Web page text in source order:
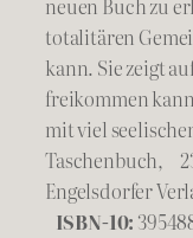
neuen Buch zu
totalitären
kann. Sie zeigt
freikommen
mit viel
Taschenbuch,
Engelsdorfer
ISBN-10: